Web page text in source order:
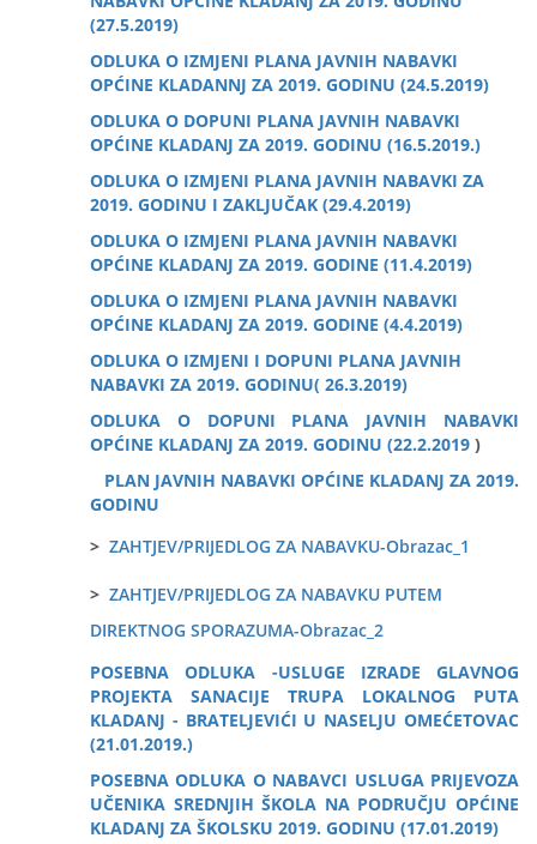
(27.5.2019)
ODLUKA O IZMJENI PLANA JAVNIH NABAVKI
OPĆINE KLADANNJ ZA 2019. GODINU (24.5.2019)
ODLUKA O DOPUNI PLANA JAVNIH NABAVKI
OPĆINE KLADANJ ZA 2019. GODINU (16.5.2019.)
ODLUKA O IZMJENI PLANA JAVNIH NABAVKI ZA
2019. GODINU I ZAKLJUČAK (29.4.2019)
ODLUKA O IZMJENI PLANA JAVNIH NABAVKI
OPĆINE KLADANJ ZA 2019. GODINE (11.4.2019)
ODLUKA O IZMJENI PLANA JAVNIH NABAVKI
OPĆINE KLADANJ ZA 2019. GODINE (4.4.2019)
ODLUKA O IZMJENI I DOPUNI PLANA JAVNIH
NABAVKI ZA 2019. GODINU( 26.3.2019)
ODLUKA O DOPUNI PLANA JAVNIH NABAVKI
OPĆINE KLADANJ ZA 2019. GODINU (22.2.2019 )
PLAN JAVNIH NABAVKI OPĆINE KLADANJ ZA 2019.
GODINU
> ZAHTJEV/PRIJEDLOG ZA NABAVKU-Obrazac_1
> ZAHTJEV/PRIJEDLOG ZA NABAVKU PUTEM
DIREKTNOG SPORAZUMA-Obrazac_2
POSEBNA ODLUKA -USLUGE IZRADE GLAVNOG
PROJEKTA SANACIJE TRUPA LOKALNOG PUTA
KLADANJ - BRATELJEVIĆI U NASELJU OMEĆETOVAC
(21.01.2019.)
POSEBNA ODLUKA O NABAVCI USLUGA PRIJEVOZA
UČENIKA SREDNJIH ŠKOLA NA PODRUČJU OPĆINE
KLADANJ ZA ŠKOLSKU 2019. GODINU (17.01.2019)